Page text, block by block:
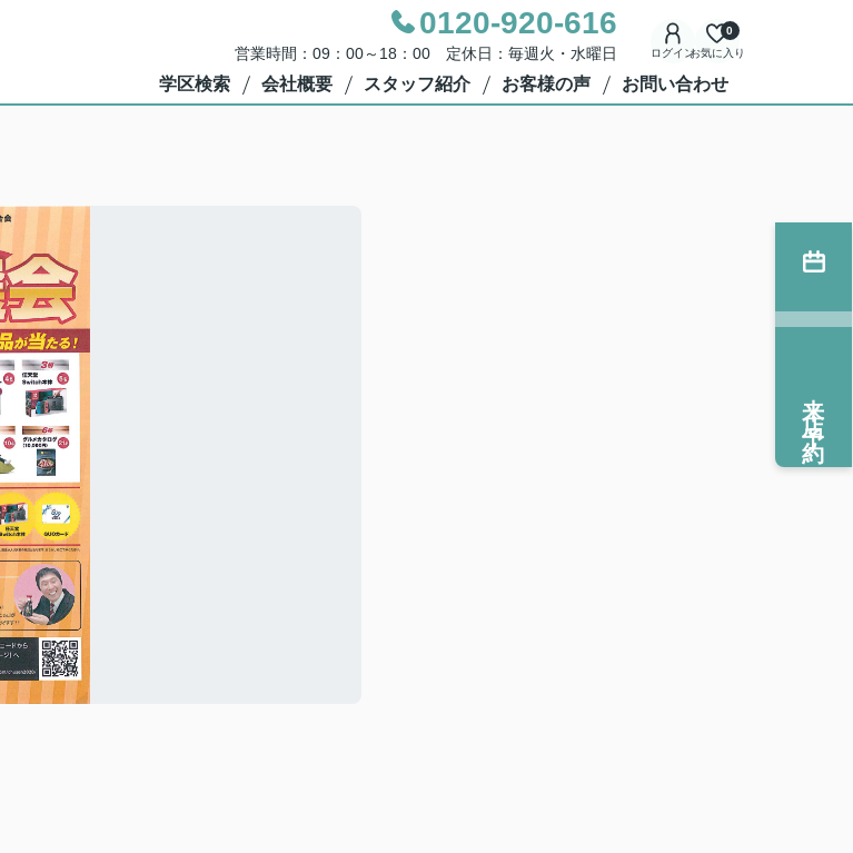
0120-920-616
営業時間：09：00～18：00 定休日：毎週火・水曜日 ログインお気に入り
0
学区検索 会社概要 スタッフ紹介 お客様の声 お問い合わせ
来店予約